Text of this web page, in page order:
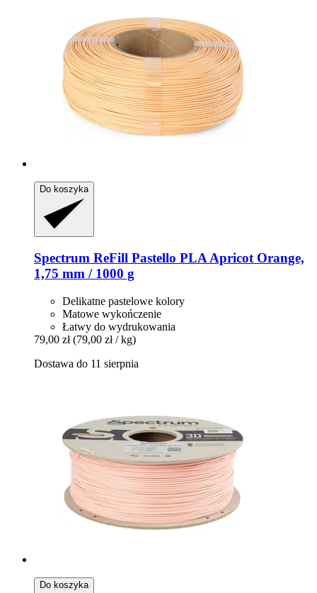
Do koszyka
Spectrum ReFill Pastello PLA Apricot Orange,
1,75 mm / 1000 g
Delikatne pastelowe kolory
Matowe wykończenie
Łatwy do wydrukowania
79,00 zł (79,00 zł / kg)
Dostawa do 11 sierpnia
Do koszyka